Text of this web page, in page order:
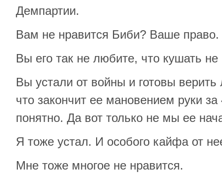
Демпартии.
Вам не нравится Биби? Ваше право.
Вы его так не любите, что кушать
Вы устали от войны и готовы верить
что закончит ее мановением руки
понятно. Да вот только не мы ее
Я тоже устал. И особого кайфа от
Мне тоже многое не нравится.